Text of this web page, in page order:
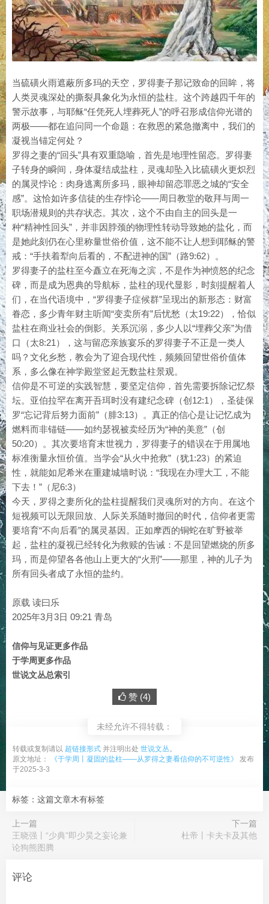
当硫磺火雨遮蔽所多玛的天空，罗得妻子那记致命的回眸，将
人类灵魂深处的撕裂具象化为永恒的盐柱。这个跨越四千年的
警示故事，与耶稣“任凭死人埋葬死人”的呼召形成信仰光谱的
两极——都在追问同一个命题：在救恩的紧急撤离中，我们的
凝视当锚定何处？
罗得之妻的“回头”具有双重隐喻，首先是地理性留恋。罗得妻
子转身的瞬间，身体凝结成盐柱，灵魂却坠入比硫磺火更炽烈
的属灵悖论：肉身逃离所多玛，眼神却留恋罪恶之城的“安全
感”。这恰如许多信徒的生存悖论——周日教堂的敬拜与周一
职场潜规则的共存状态。其次，这个不由自主的回头是一
种“精神性回头”，并非因脖颈的物理性转动导致她的盐化，而
是她此刻仍在心里称量世俗价值，这不能不让人想到耶稣的警
戒：“手扶着犁向后看的，不配进神的国”（路9:62）。
罗得妻子的盐柱至今矗立在死海之滨，不是作为神愤怒的纪念
碑，而是成为恩典的导航标，盐柱的现代显影，时刻提醒着人
们，在当代语境中，“罗得妻子症候群”呈现出的新形态：财富
眷恋，多少青年财主听闻“变卖所有”后忧愁（太19:22），恰似
盐柱在商业社会的倒影。关系沉溺，多少人以“埋葬父亲”为借
口（太8:21），这与留恋亲族宴乐的罗得妻子不正是一类人
吗？文化乡愁，教会为了迎合现代性，频频回望世俗价值体
系，多么像在神学殿堂竖起无数盐柱景观。
信仰是不可逆的实践智慧，要坚定信仰，首先需要拆除记忆祭
坛。亚伯拉罕在离开吾珥时没有建纪念碑（创12:1），圣徒保
罗“忘记背后努力面前”（腓3:13）。真正的信心是让记忆成为
燃料而非锚链——如约瑟视被卖经历为“神的美意”（创
50:20）。其次要培育末世视力，罗得妻子的错误在于用属地
标准衡量永恒价值。当学会“从火中抢救”（犹1:23）的紧迫
性，就能如尼希米在重建城墙时说：“我现在办理大工，不能
下去！”（尼6:3）
今天，罗得之妻所化的盐柱提醒我们灵魂所对的方向。在这个
短视频可以无限回放、人际关系随时撤回的时代，信仰者更需
要培育“不向后看”的属灵基因。正如摩西的铜蛇在旷野被举
起，盐柱的凝视已经转化为救赎的告诫：不是回望燃烧的所多
玛，而是仰望各各他山上更大的“火刑”——那里，神的儿子为
所有回头者成了永恒的盐约。
原载 读曰乐
2025年3月3日 09:21 青岛
信仰与见证更多作品
于学周更多作品
世说文丛总索引
赞 (4)
未经允许不得转载：
转载或复制请以 超链接形式 并注明出处 世说文丛。
原文地址：
《于学周丨凝固的盐柱——从罗得之妻看信仰的不可逆性》
发布
于2025-3-3
标签：这篇文章木有标签
上一篇
王晓强丨“少典”即少昊之妄论兼
论狗熊图腾
下一篇
杜帝丨卡夫卡及其他
评论